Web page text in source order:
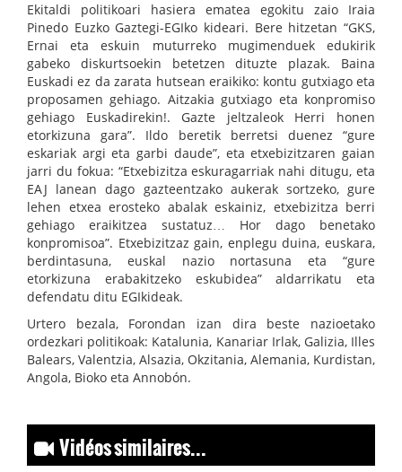
Ekitaldi politikoari hasiera ematea egokitu zaio Iraia
Pinedo Euzko Gaztegi-EGIko kideari. Bere hitzetan “GKS,
Ernai eta eskuin muturreko mugimenduek edukirik
gabeko diskurtsoekin betetzen dituzte plazak. Baina
Euskadi ez da zarata hutsean eraikiko: kontu gutxiago eta
proposamen gehiago. Aitzakia gutxiago eta konpromiso
gehiago Euskadirekin!. Gazte jeltzaleok Herri honen
etorkizuna gara”. Ildo beretik berretsi duenez “gure
eskariak argi eta garbi daude”, eta etxebizitzaren gaian
jarri du fokua: “Etxebizitza eskuragarriak nahi ditugu, eta
EAJ lanean dago gazteentzako aukerak sortzeko, gure
lehen etxea erosteko abalak eskainiz, etxebizitza berri
gehiago eraikitzea sustatuz… Hor dago benetako
konpromisoa”. Etxebizitzaz gain, enplegu duina, euskara,
berdintasuna, euskal nazio nortasuna eta “gure
etorkizuna erabakitzeko eskubidea” aldarrikatu eta
defendatu ditu EGIkideak.
Urtero bezala, Forondan izan dira beste nazioetako
ordezkari politikoak: Katalunia, Kanariar Irlak, Galizia, Illes
Balears, Valentzia, Alsazia, Okzitania, Alemania, Kurdistan,
Angola, Bioko eta Annobón.
Vidéos similaires...